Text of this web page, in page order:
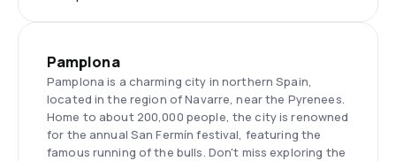
Pamplona
Pamplona is a charming city in northern Spain,
located in the region of Navarre, near the Pyrenees.
Home to about 200,000 people, the city is renowned
for the annual San Fermín festival, featuring the
famous running of the bulls. Don't miss exploring the